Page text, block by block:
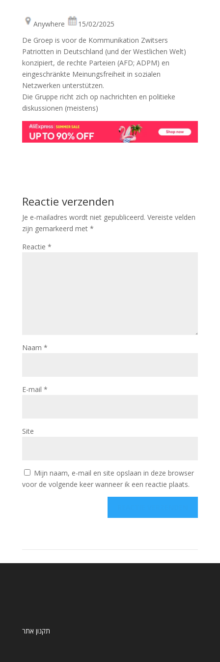
Anywhere
15/02/2025
De Groep is voor de Kommunikation Zwitsers
Patriotten in Deutschland (und der Westlichen Welt)
konzipiert, de rechte Parteien (AFD; ADPM) en
eingeschränkte Meinungsfreiheit in sozialen
Netzwerken unterstützen.
Die Gruppe richt zich op nachrichten en politieke
diskussionen (meistens)
Reactie verzenden
Je e-mailadres wordt niet gepubliceerd. Vereiste velden
zijn gemarkeerd met *
Reactie *
Naam *
E-mail *
Site
Mijn naam, e-mail en site opslaan in deze browser
voor de volgende keer wanneer ik een reactie plaats.
תקנון אתר